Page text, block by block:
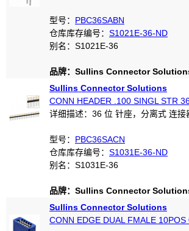
型号： PBC36SABN
仓库库存编号： S1021E-36-ND
别名：S1021E-36
品牌：Sullins Connector
Sullins Connector Solutions
CONN HEADER .100 SINGL STR
详细描述：36 位 针座，分离式 连
型号： PBC36SACN
仓库库存编号： S1031E-36-ND
别名：S1031E-36
品牌：Sullins Connector
Sullins Connector Solutions
CONN EDGE DUAL FMALE 10POS